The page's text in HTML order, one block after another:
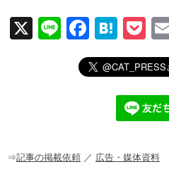
X
Li
F
a
c
o
H
at
e
n
a
P
o
ck
et
⇒記事の掲載依頼 ／ 広告・媒体資料